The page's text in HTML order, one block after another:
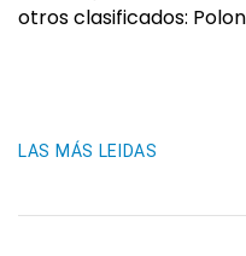
otros clasificados:
LAS MÁS LEIDAS